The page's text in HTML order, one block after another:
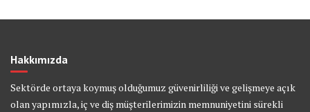
Hakkımızda
Sektörde ortaya koymuş olduğumuz güvenirliliği ve gelişmeye açık
olan yapımızla, iç ve diş müşterilerimizin memnuniyetini sürekli